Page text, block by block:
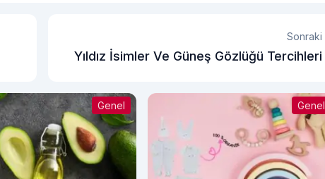
Sonraki
Yıldız İsimler Ve Güneş Gözlüğü Tercihleri
Genel Genel